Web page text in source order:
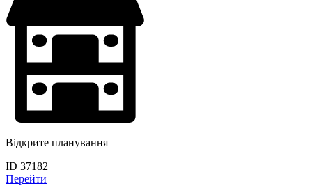
Відкрите планування
ID 37182
Перейти